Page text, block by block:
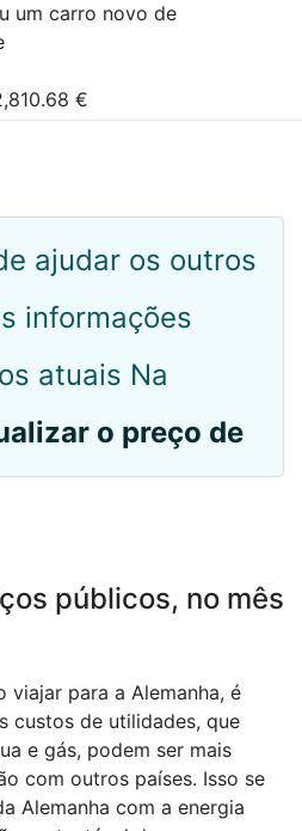
um carro novo de
€
ajudar os outros
informações
atuais Na
o preço de
públicos, no mês
viajar para a Alemanha, é
custos de utilidades, que
e gás, podem ser mais
com outros países. Isso se
Alemanha com a energia